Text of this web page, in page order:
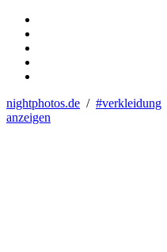
nightphotos.de / #verkleidung
anzeigen